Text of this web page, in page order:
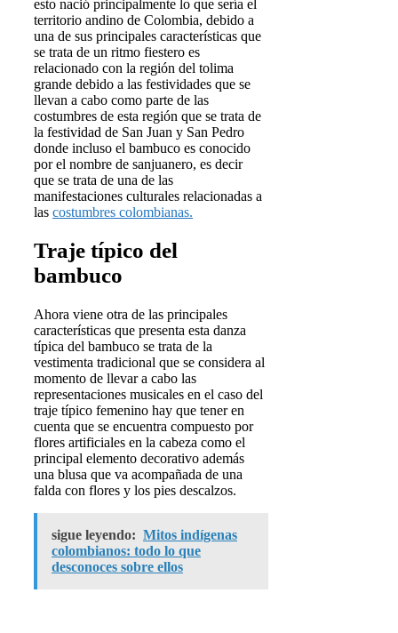
esto nació principalmente lo que sería el
territorio andino de Colombia, debido a
una de sus principales características que
se trata de un ritmo fiestero es
relacionado con la región del tolima
grande debido a las festividades que se
llevan a cabo como parte de las
costumbres de esta región que se trata de
la festividad de San Juan y San Pedro
donde incluso el bambuco es conocido
por el nombre de sanjuanero, es decir
que se trata de una de las
manifestaciones culturales relacionadas a
las costumbres colombianas.
Traje típico del
bambuco
Ahora viene otra de las principales
características que presenta esta danza
típica del bambuco se trata de la
vestimenta tradicional que se considera al
momento de llevar a cabo las
representaciones musicales en el caso del
traje típico femenino hay que tener en
cuenta que se encuentra compuesto por
flores artificiales en la cabeza como el
principal elemento decorativo además
una blusa que va acompañada de una
falda con flores y los pies descalzos.
sigue leyendo: Mitos indígenas
colombianos: todo lo que
desconoces sobre ellos